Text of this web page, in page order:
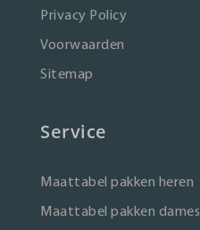
Privacy Policy
Voorwaarden
Sitemap
Service
Maattabel pakken heren
Maattabel pakken dames